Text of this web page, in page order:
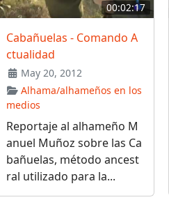
00:02:17
Cabañuelas - Comando A
ctualidad
May 20, 2012
Alhama/alhameños en los
medios
Reportaje al alhameño M
anuel Muñoz sobre las Ca
bañuelas, método ancest
ral utilizado para la...